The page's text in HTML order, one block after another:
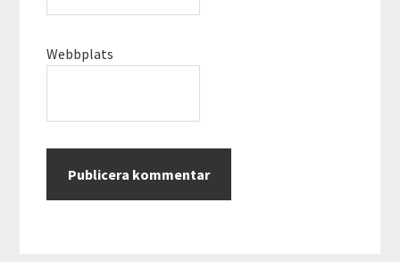
Webbplats